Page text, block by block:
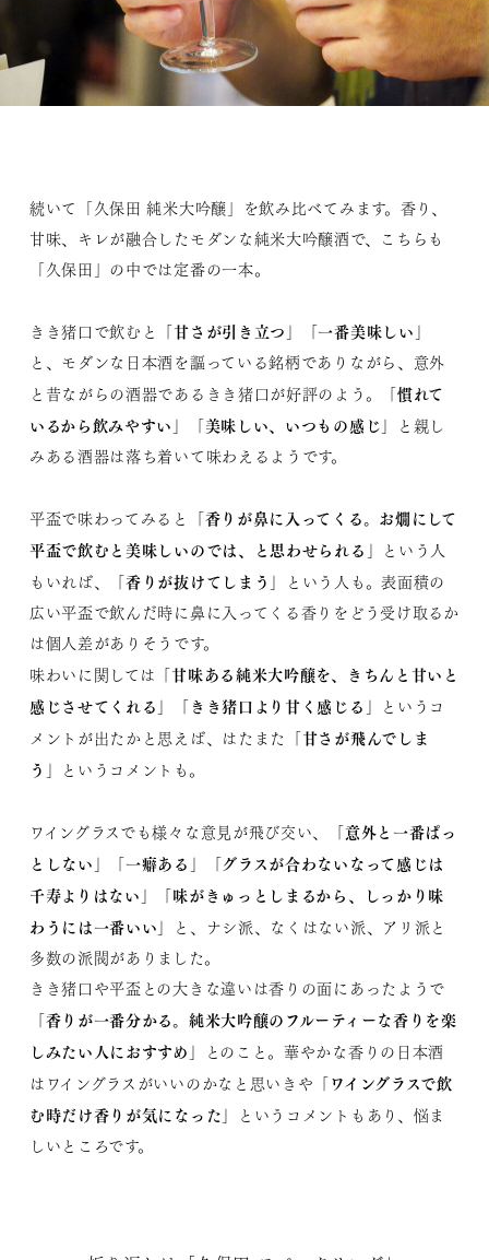
続いて「久保田 純米大吟醸」を飲み比べてみます。香り、
甘味、キレが融合したモダンな純米大吟醸酒で、こちらも
「久保田」の中では定番の一本。
きき猪口で飲むと 「甘さが引き立つ」「一番美味しい」
と、モダンな日本酒を謳っている銘柄でありながら、意外
と昔ながらの酒器であるきき猪口が好評のよう。
「慣れて
いるから飲みやすい」
「美味しい、いつもの感じ」
と親し
みある酒器は落ち着いて味わえるようです。
平盃で味わってみると
「香りが鼻に入ってくる。お燗にして
平盃で飲むと美味しいのでは、と思わせられる」
という人
もいれば、
「香りが抜けてしまう」
という人も。表面積の
広い平盃で飲んだ時に鼻に入ってくる香りをどう受け取るか
は個人差がありそうです。
味わいに関しては 「甘味ある純米大吟醸を、きちんと甘いと
感じさせてくれる」「きき猪口より甘く感じる」
というコ
メントが出たかと思えば、はたまた
「甘さが飛んでしま
う」
というコメントも。
ワイングラスでも様々な意見が飛び交い、
「意外と一番ぱっ
としない」「一癖ある」「グラスが合わないなって感じは
千寿よりはない」「味がきゅっとしまるから、しっかり味
わうには一番いい」
と、ナシ派、なくはない派、アリ派と
多数の派閥がありました。
きき猪口や平盃との大きな違いは香りの面にあったようで
「香りが一番分かる。純米大吟醸のフルーティーな香りを楽
しみたい人におすすめ」
とのこと。華やかな香りの日本酒
はワイングラスがいいのかなと思いきや 「ワイングラスで飲
む時だけ香りが気になった」
というコメントもあり、悩ま
しいところです。